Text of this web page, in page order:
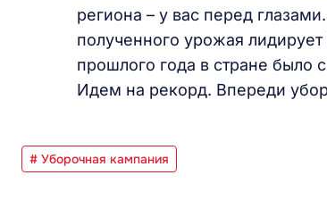
региона – у вас перед
полученного урожая
прошлого года в стране было
Идем на рекорд. Впереди
# Уборочная кампания